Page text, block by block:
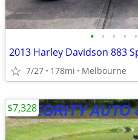
• • • • •
2013 Harley Davidson 883
7/27 178mi Melbourne
$7,328